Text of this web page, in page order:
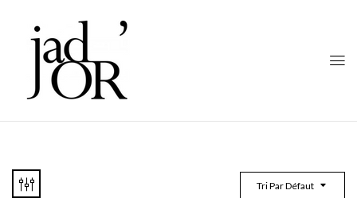
Tri Par Défaut